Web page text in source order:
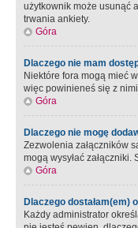
użytkownik może usunąć
trwania ankiety.
Góra
Dlaczego nie mam
Niektóre fora mogą mieć
więc powinieneś się z
Góra
Dlaczego nie mogę
Zezwolenia załączników
mogą wysyłać
Góra
Dlaczego dostałam(em)
Każdy administrator